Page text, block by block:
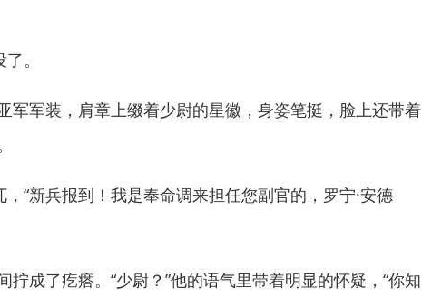
。
军装，肩章上缀着少尉的星徽，身姿笔挺，脸上还带着
新兵报到！我是奉命调来担任您副官的，罗宁·安德
了疙瘩。“少尉？”他的语气里带着明显的怀疑，“你知